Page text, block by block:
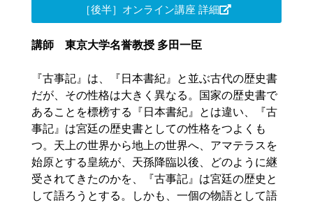
［後半］オンライン講座 詳細
講師 東京大学名誉教授 多田一臣
『古事記』は、『日本書紀』と並ぶ古代の歴史書
だが、その性格は大きく異なる。国家の歴史書で
あることを標榜する『日本書紀』とは違い、『古
事記』は宮廷の歴史書としての性格をつよくも
つ。天上の世界から地上の世界へ、アマテラスを
始原とする皇統が、天孫降臨以後、どのように継
受されてきたのかを、『古事記』は宮廷の歴史と
して語ろうとする。しかも、一個の物語として語